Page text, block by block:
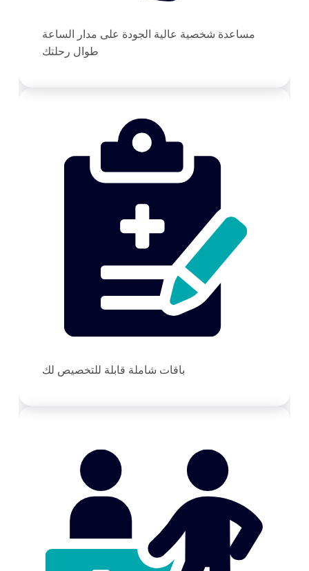
مساعدة شخصية عالية الجودة على مدار الساعة
طوال رحلتك
باقات شاملة قابلة للتخصيص لك